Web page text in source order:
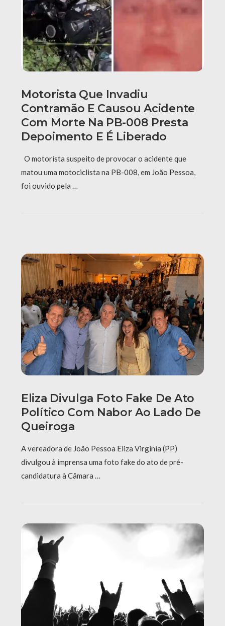
Motorista Que Invadiu
Contramão E Causou Acidente
Com Morte Na PB-008 Presta
Depoimento E É Liberado
O motorista suspeito de provocar o acidente que
matou uma motociclista na PB-008, em João Pessoa,
foi ouvido pela …
Eliza Divulga Foto Fake De Ato
Político Com Nabor Ao Lado De
Queiroga
A vereadora de João Pessoa Eliza Virgínia (PP)
divulgou à imprensa uma foto fake do ato de pré-
candidatura à Câmara …